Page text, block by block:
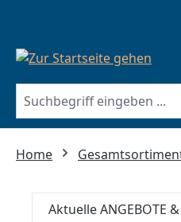
Home
Aktuelle ANGEBOTE